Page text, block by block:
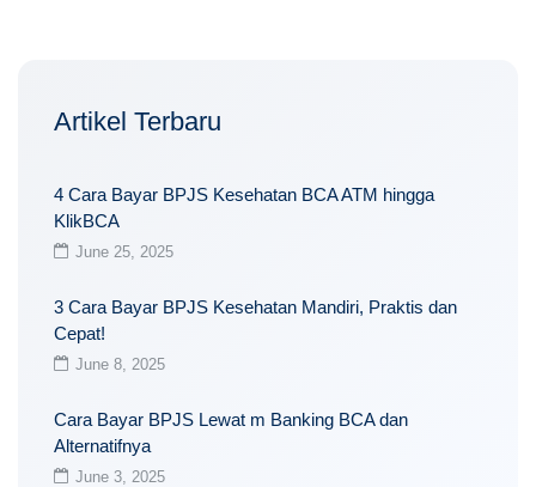
Artikel Terbaru
4 Cara Bayar BPJS Kesehatan BCA ATM hingga
KlikBCA
June 25, 2025
3 Cara Bayar BPJS Kesehatan Mandiri, Praktis dan
Cepat!
June 8, 2025
Cara Bayar BPJS Lewat m Banking BCA dan
Alternatifnya
June 3, 2025